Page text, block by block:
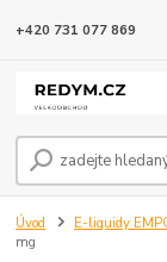
+420 731 077 869
Úvod E-liquidy
mg